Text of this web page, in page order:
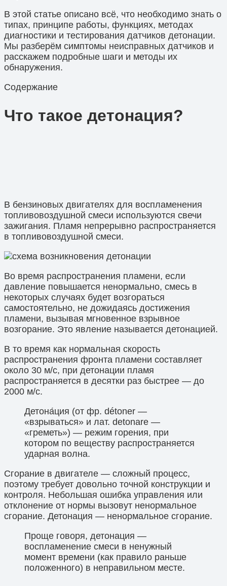
В этой статье описано всё, что необходимо знать о
типах, принципе работы, функциях, методах
диагностики и тестирования датчиков детонации.
Мы разберём симптомы неисправных датчиков и
расскажем подробные шаги и методы их
обнаружения.
Содержание
Что такое детонация?
В бензиновых двигателях для воспламенения
топливовоздушной смеси используются свечи
зажигания. Пламя непрерывно распространяется
в топливовоздушной смеси.
Во время распространения пламени, если
давление повышается ненормально, смесь в
некоторых случаях будет возгораться
самостоятельно, не дожидаясь достижения
пламени, вызывая мгновенное взрывное
возгорание. Это явление называется детонацией.
В то время как нормальная скорость
распространения фронта пламени составляет
около 30 м/с, при детонации пламя
распространяется в десятки раз быстрее — до
2000 м/с.
Детона́ция (от фр. détoner —
«взрываться» и лат. detonare —
«греметь») — режим горения, при
котором по веществу распространяется
ударная волна.
Сгорание в двигателе — сложный процесс,
поэтому требует довольно точной конструкции и
контроля. Небольшая ошибка управления или
отклонение от нормы вызовут ненормальное
сгорание. Детонация — ненормальное сгорание.
Проще говоря, детонация —
воспламенение смеси в ненужный
момент времени (как правило раньше
положенного) в неправильном месте.